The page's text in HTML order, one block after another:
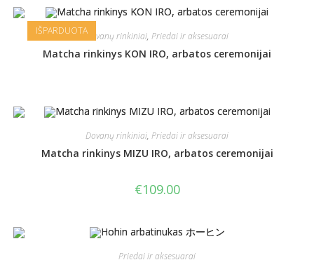
IŠPARDUOTADovanų rinkiniai, Priedai ir aksesuarai
Matcha rinkinys KON IRO, arbatos ceremonijai
Dovanų rinkiniai, Priedai ir aksesuarai
Matcha rinkinys MIZU IRO, arbatos ceremonijai
€109.00
Priedai ir aksesuarai